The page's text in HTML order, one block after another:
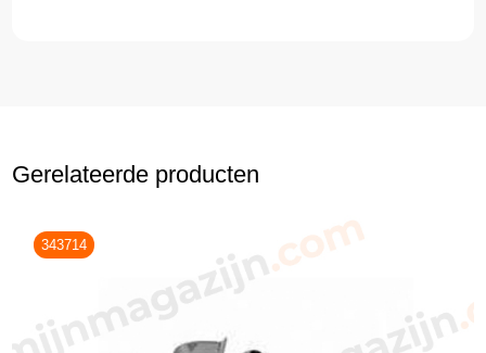
Gerelateerde producten
343714